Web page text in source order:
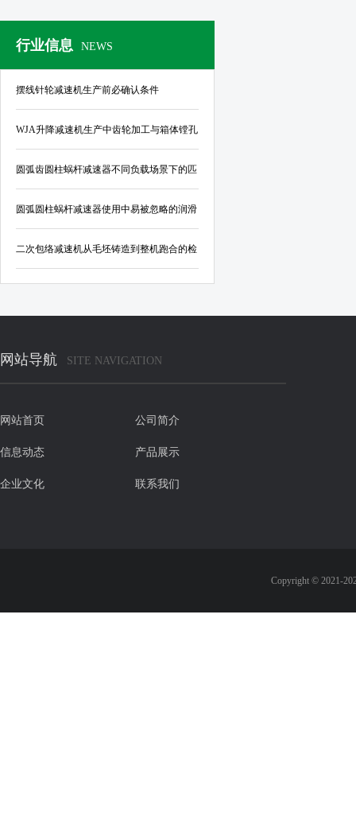
行业信息 NEWS
摆线针轮减速机生产前必确认条件
WJA升降减速机生产中齿轮加工与箱体镗孔
圆弧齿圆柱蜗杆减速器不同负载场景下的匹
圆弧圆柱蜗杆减速器使用中易被忽略的润滑
二次包络减速机从毛坯铸造到整机跑合的检
网站导航 SITE NAVIGATION
网站首页 公司简介
信息动态 产品展示
企业文化 联系我们
Copyright © 2021-